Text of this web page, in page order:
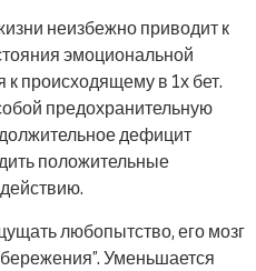
неизбежно приводит к
эмоциональной
происходящему в 1х бет.
предохранительную
дефицит
положительные
любопытство, его мозг
Уменьшается